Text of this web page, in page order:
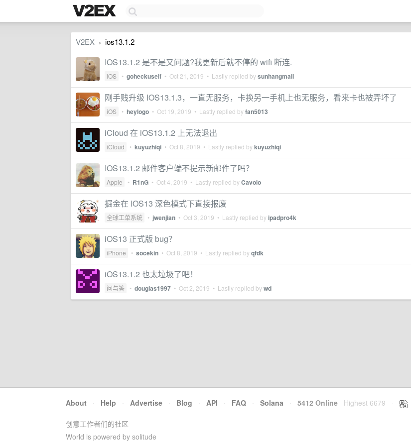
V2EX › ios13.1.2
IOS13.1.2 是不是又问题?我更新后就不停的 wifi 断连.
iOS • goheckuself • Oct 21, 2019 • Lastly replied bysunhangmail
刚手贱升级 IOS13.1.3，一直无服务，卡换另一手机上也无服务，看来卡也被弄坏了
iOS • heylogo • Oct 19, 2019 • Lastly replied byfan5013
iCloud 在 iOS13.1.2 上无法退出
iCloud • kuyuzhiqi • Oct 8, 2019 • Lastly replied bykuyuzhiqi
IOS13.1.2 邮件客户端不提示新邮件了吗？
Apple • R1nG • Oct 4, 2019 • Lastly replied byCavolo
掘金在 IOS13 深色模式下直接报废
全球工单系统 • jwenjian • Oct 3, 2019 • Lastly replied byipadpro4k
iOS13 正式版 bug？
iPhone • socekin • Oct 8, 2019 • Lastly replied byqfdk
iOS13.1.2 也太垃圾了吧！
问与答 • douglas1997 • Oct 2, 2019 • Lastly replied bywd
About · Help · Advertise · Blog · API · FAQ · Solana · 5412 Online Highest 6679
创意工作者们的社区
World is powered by solitude